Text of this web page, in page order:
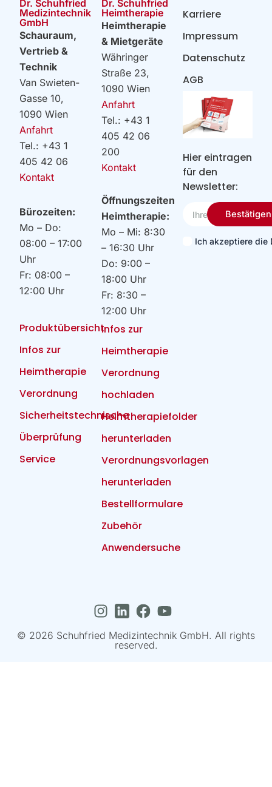
Dr. Schuhfried
Medizintechnik
GmbH
Schauraum,
Vertrieb &
Technik
Van Swieten-
Gasse 10,
1090 Wien
Anfahrt
Tel.: +43 1
405 42 06
Kontakt
Bürozeiten:
Mo – Do:
08:00 – 17:00
Uhr
Fr: 08:00 –
12:00 Uhr
Produktübersicht
Infos zur
Heimtherapie
Verordnung
Sicherheitstechnische
Überprüfung
Service
Dr. Schuhfried
Heimtherapie
Heimtherapie
& Mietgeräte
Währinger
Straße 23,
1090 Wien
Anfahrt
Tel.: +43 1
405 42 06
200
Kontakt
Öffnungszeiten
Heimtherapie:
Mo – Mi: 8:30
– 16:30 Uhr
Do: 9:00 –
18:00 Uhr
Fr: 8:30 –
12:00 Uhr
Infos zur
Heimtherapie
Verordnung
hochladen
Heimtherapiefolder
herunterladen
Verordnungsvorlagen
herunterladen
Bestellformulare
Zubehör
Anwendersuche
Hier eintragen
für den
Newsletter:
Email
Ich akzeptiere die
Bestätigen
Karriere
Impressum
Datenschutz
AGB
© 2026 Schuhfried Medizintechnik GmbH. All rights
reserved.